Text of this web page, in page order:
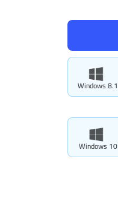
Windows 8.1
Windows 10